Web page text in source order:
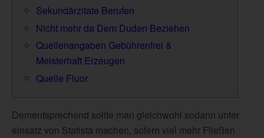
Sekundärzitate Berufen
Nicht mehr da Dem Duden Beziehen
Quellenangaben Gebührenfrei &
Meisterhaft Erzeugen
Quelle Fluor
Dementsprechend sollte man gleichwohl sodann unter
einsatz von Statista machen, sofern viel mehr Fließen